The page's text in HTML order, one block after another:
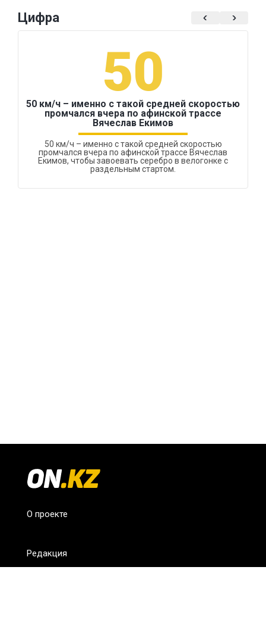
Цифра
50
50 км/ч – именно с такой средней скоростью
промчался вчера по афинской трассе
Вячеслав Екимов
50 км/ч – именно с такой средней скоростью
промчался вчера по афинской трассе Вячеслав
Екимов, чтобы завоевать серебро в велогонке с
раздельным стартом.
О проекте
Редакция